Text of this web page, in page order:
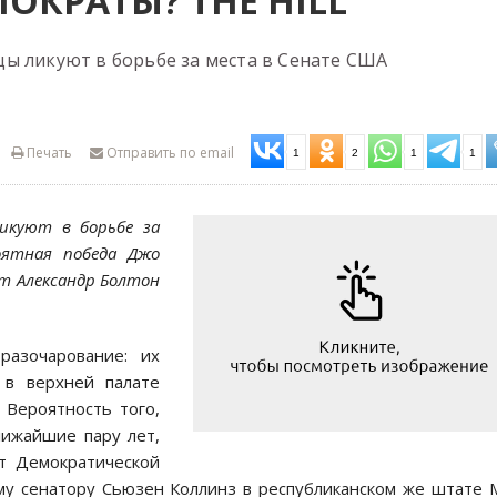
ликуют в борьбе за места в Сенате США
Отправить по email 1 2 1 1
Печать
в борьбе за
победа Джо
Александр Болтон
их
верхней палате
того,
пару лет,
сенатору Сьюзен Коллинз в республиканском же штате